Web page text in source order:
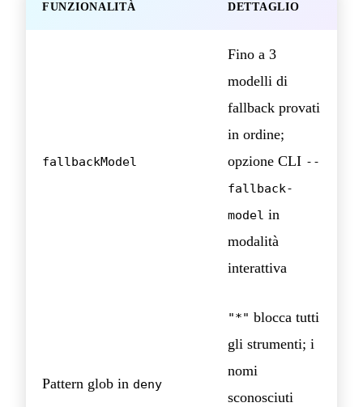
FUNZIONALITÀ DETTAGLIO
fallbackModel
Fino a 3
modelli di
fallback provati
in ordine;
opzione CLI --
fallback-
model in
modalità
interattiva
Pattern glob in deny
"*" blocca tutti
gli strumenti; i
nomi
sconosciuti